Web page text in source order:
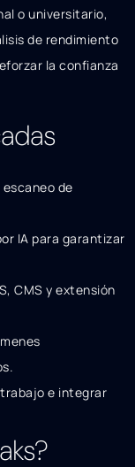
o universitario,
de rendimiento
la confianza
de
IA para garantizar
CMS y extensión
trabajo e integrar